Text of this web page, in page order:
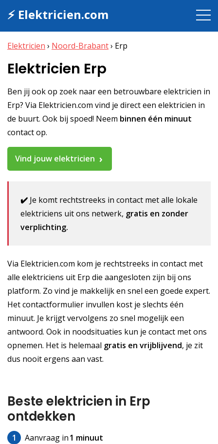
⚡ Elektricien.com
Elektricien › Noord-Brabant› Erp
Elektricien Erp
Ben jij ook op zoek naar een betrouwbare elektricien in
Erp? Via Elektricien.com vind je direct een elektricien in
de buurt. Ook bij spoed! Neem binnen één minuut
contact op.
Vind jouw elektricien
✔️ Je komt rechtstreeks in contact met alle lokale
elektriciens uit ons netwerk, gratis en zonder
verplichting.
Via Elektricien.com kom je rechtstreeks in contact met
alle elektriciens uit Erp die aangesloten zijn bij ons
platform. Zo vind je makkelijk en snel een goede expert.
Het contactformulier invullen kost je slechts één
minuut. Je krijgt vervolgens zo snel mogelijk een
antwoord. Ook in noodsituaties kun je contact met ons
opnemen. Het is helemaal gratis en vrijblijvend, je zit
dus nooit ergens aan vast.
Beste elektricien in Erp
ontdekken
1 Aanvraag in1 minuut